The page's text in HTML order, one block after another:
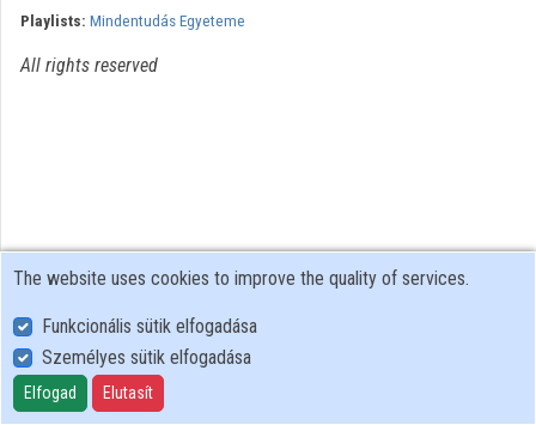
Playlists: Mindentudás Egyeteme
All rights reserved
User Policy
Adatkezelési tájékoztató (en)
Cookie Policy
The website uses cookies to improve the quality of services.
Funkcionális sütik elfogadása
Személyes sütik elfogadása
Elfogad Elutasít